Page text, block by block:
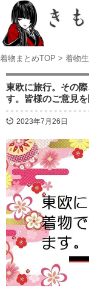
着物まとめTOP > 着物
東欧に旅行。その
す。皆様のご意見
2023年7月26日